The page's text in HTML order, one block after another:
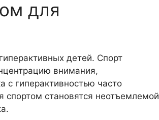
для
детей. Спорт
внимания,
с гиперактивностью часто
спортом становятся неотъемлемой